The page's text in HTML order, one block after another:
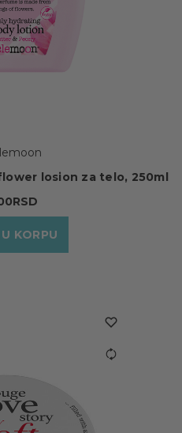
losion za telo, 250ml
KORPU